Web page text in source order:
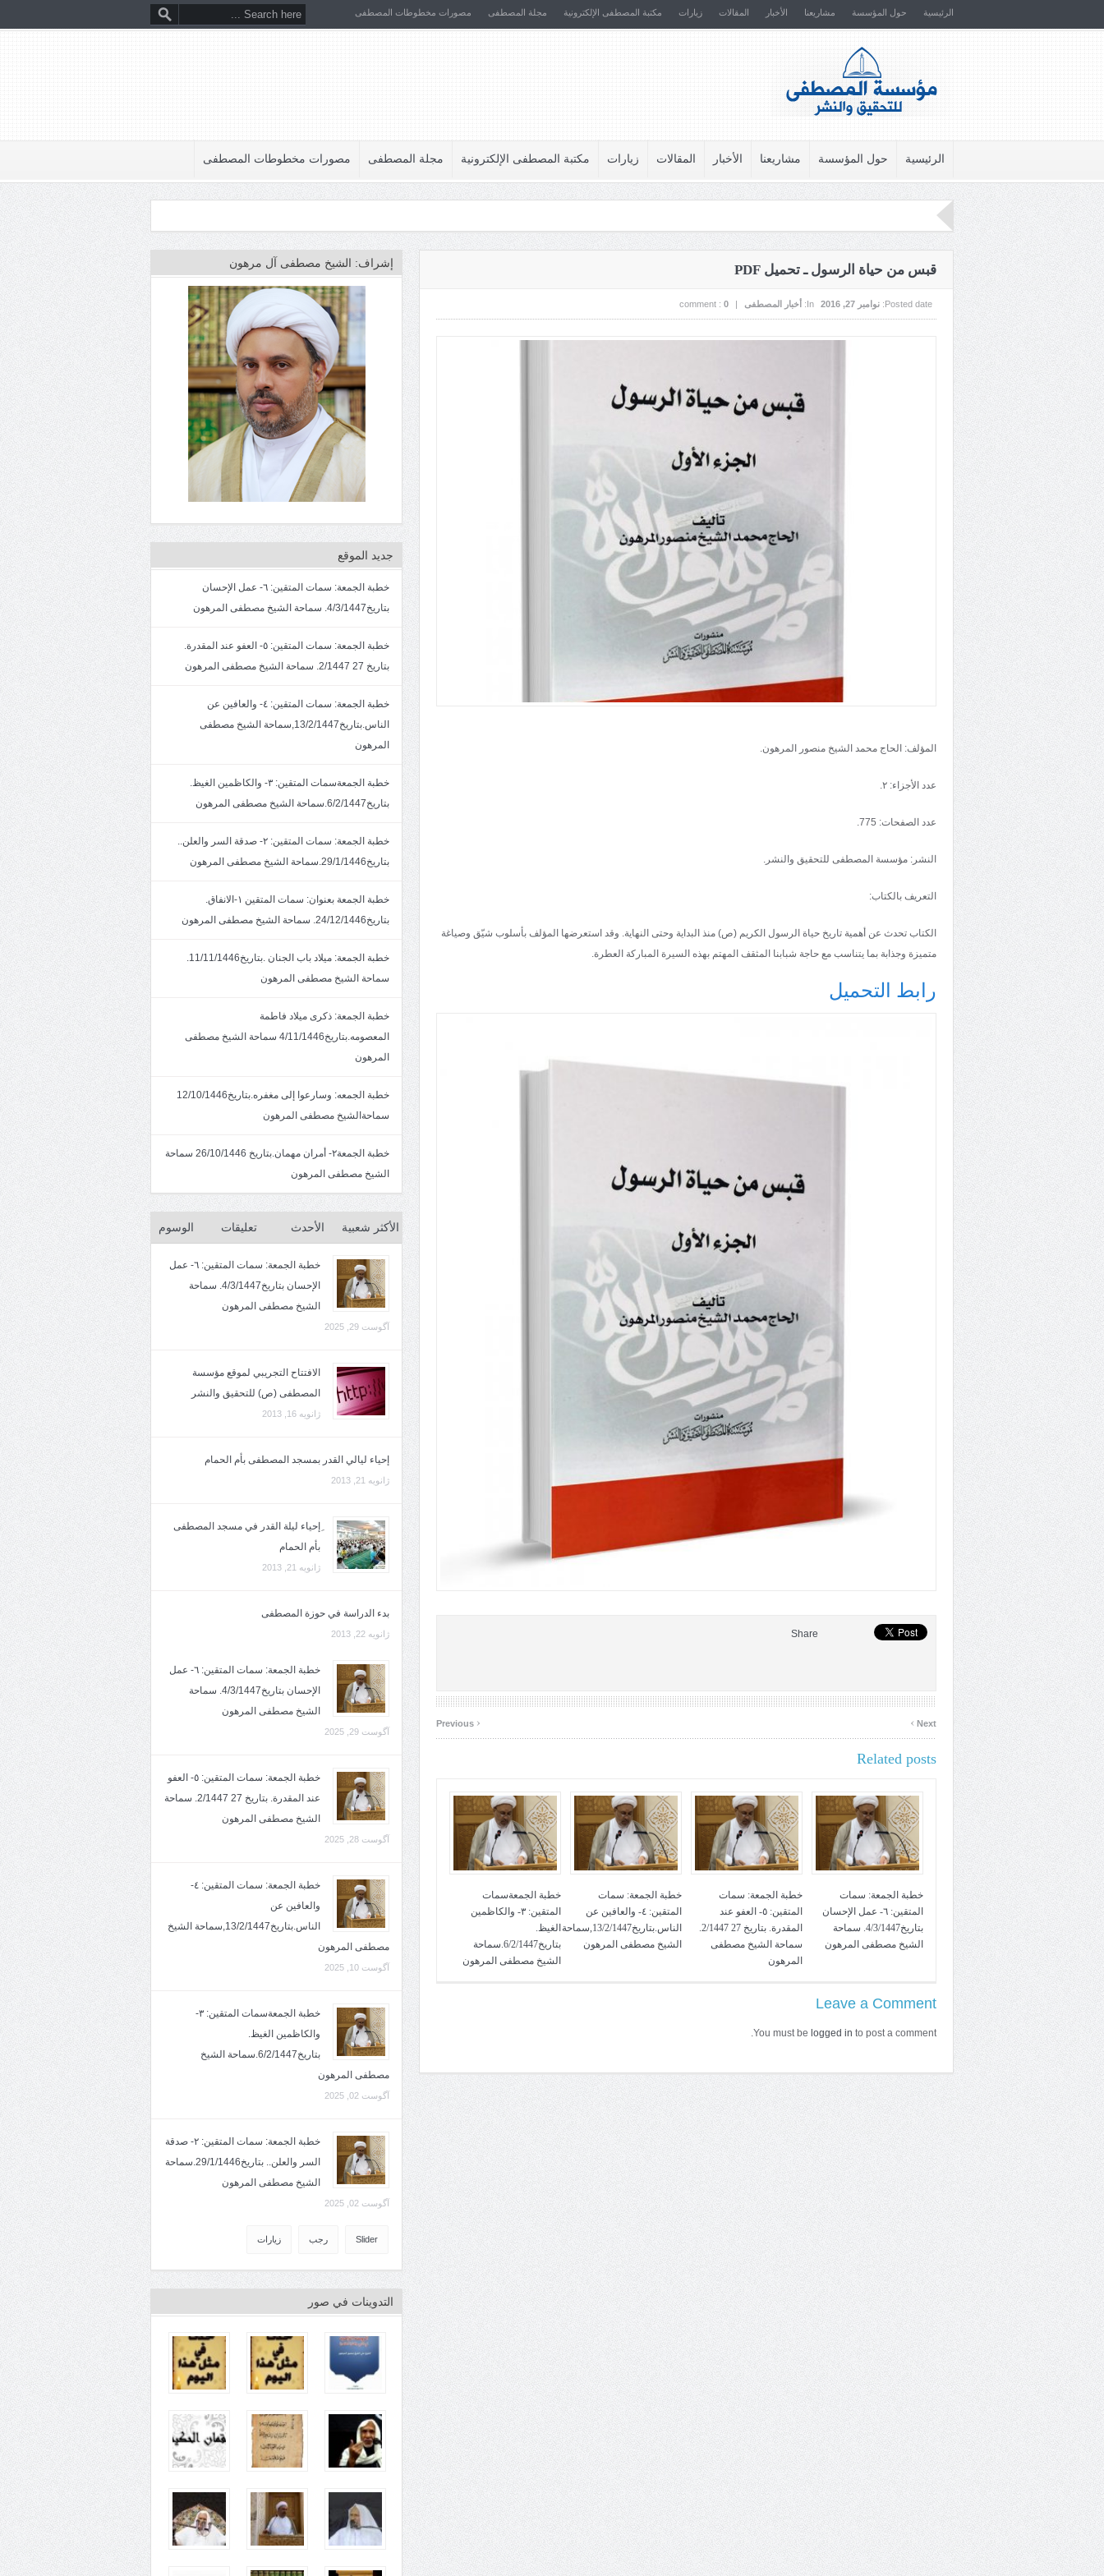
الرئيسية حول المؤسسة مشاريعنا الأخبار المقالات زيارات مكتبة المصطفى الإلكترونية مجلة المصطفى مصورات مخطوطات المصطفى
الرئيسية حول المؤسسة مشاريعنا الأخبار المقالات زيارات مكتبة المصطفى الإلكترونية مجلة المصطفى مصورات مخطوطات المصطفى
قبس من حياة الرسول ـ تحميل PDF
Posted date: نوامبر 27, 2016 In: أخبار المصطفى |
comment : 0
المؤلف: الحاج محمد الشيخ منصور المرهون.
عدد الأجزاء: ٢.
عدد الصفحات: 775.
النشر: مؤسسة المصطفى للتحقيق والنشر.
التعريف بالكتاب:
الكتاب تحدث عن أهمية تاريخ حياة الرسول الكريم (ص) منذ البداية وحتى النهاية. وقد استعرضها المؤلف بأسلوب شيّق وصياغة
متميزة وجذابة بما يتناسب مع حاجة شبابنا المثقف المهتم بهذه السيرة المباركة العطرة.
رابط التحميل
Share
‹ Next
›
Related posts
خطبة الجمعة: سمات
المتقين: ٦- عمل الإحسان
بتاريخ4/3/1447. سماحة
الشيخ مصطفى المرهون
خطبة الجمعة: سمات
المتقين: ٥- العفو عند
المقدرة. بتاريخ 27 2/1447.
سماحة الشيخ مصطفى
المرهون
خطبة الجمعة: سمات
المتقين: ٤- والعافين عن
الناس.بتاريخ13/2/1447,سماحة
الشيخ مصطفى المرهون
خطبة الجمعةسمات
المتقين: ٣- والكاظمين
الغيظ.
بتاريخ6/2/1447.سماحة
الشيخ مصطفى المرهون
Leave a Comment
You must be logged in to post a comment.
إشراف: الشيخ مصطفى آل مرهون
جديد الموقع
خطبة الجمعة: سمات المتقين: ٦- عمل الإحسان
بتاريخ4/3/1447. سماحة الشيخ مصطفى المرهون
خطبة الجمعة: سمات المتقين: ٥- العفو عند المقدرة.
بتاريخ 27 2/1447. سماحة الشيخ مصطفى المرهون
خطبة الجمعة: سمات المتقين: ٤- والعافين عن
الناس.بتاريخ13/2/1447,سماحة الشيخ مصطفى
المرهون
خطبة الجمعةسمات المتقين: ٣- والكاظمين الغيظ.
بتاريخ6/2/1447.سماحة الشيخ مصطفى المرهون
خطبة الجمعة: سمات المتقين: ٢- صدقة السر والعلن..
بتاريخ29/1/1446.سماحة الشيخ مصطفى المرهون
خطبة الجمعة بعنوان: سمات المتقين ١-الانفاق.
بتاريخ24/12/1446. سماحة الشيخ مصطفى المرهون
خطبة الجمعة: ميلاد باب الجنان .بتاريخ11/11/1446.
سماحة الشيخ مصطفى المرهون
خطبة الجمعة: ذكرى ميلاد فاطمة
المعصومه.بتاريخ4/11/1446 سماحة الشيخ مصطفى
المرهون
خطبة الجمعه: وسارعوا إلى مغفره.بتاريخ12/10/1446
سماحةالشيخ مصطفى المرهون
خطبة الجمعة٢- أمران مهمان.بتاريخ 26/10/1446 سماحة
الشيخ مصطفى المرهون
الأكثر شعبية الأحدث تعليقات الوسوم
خطبة الجمعة: سمات المتقين: ٦- عمل
الإحسان بتاريخ4/3/1447. سماحة
الشيخ مصطفى المرهون
آگوست 29, 2025
الافتتاح التجريبي لموقع مؤسسة
المصطفى (ص) للتحقيق والنشر
ژانویه 16, 2013
إحياء ليالي القدر بمسجد المصطفى بأم الحمام
ژانویه 21, 2013
ِإحياء ليلة القدر في مسجد المصطفى
بأم الحمام
ژانویه 21, 2013
بدء الدراسة في حوزة المصطفى
ژانویه 22, 2013
خطبة الجمعة: سمات المتقين: ٦- عمل
الإحسان بتاريخ4/3/1447. سماحة
الشيخ مصطفى المرهون
آگوست 29, 2025
خطبة الجمعة: سمات المتقين: ٥- العفو
عند المقدرة. بتاريخ 27 2/1447. سماحة
الشيخ مصطفى المرهون
آگوست 28, 2025
خطبة الجمعة: سمات المتقين: ٤-
والعافين عن
الناس.بتاريخ13/2/1447,سماحة الشيخ
مصطفى المرهون
آگوست 10, 2025
خطبة الجمعةسمات المتقين: ٣-
والكاظمين الغيظ.
بتاريخ6/2/1447.سماحة الشيخ
مصطفى المرهون
آگوست 02, 2025
خطبة الجمعة: سمات المتقين: ٢- صدقة
السر والعلن.. بتاريخ29/1/1446.سماحة
الشيخ مصطفى المرهون
آگوست 02, 2025
Slider رجب زيارات
التدوينات في صور